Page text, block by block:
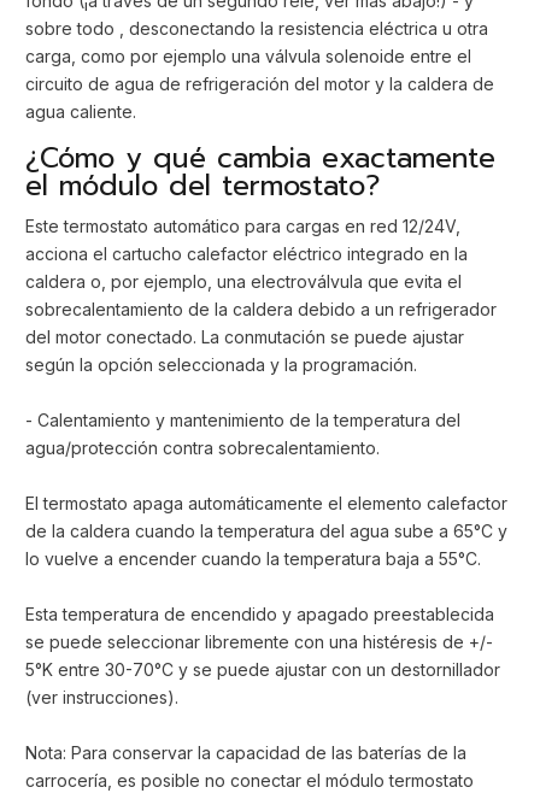
sobre todo , desconectando la resistencia eléctrica u otra
carga, como por ejemplo una válvula solenoide entre el
circuito de agua de refrigeración del motor y la caldera de
agua caliente.
¿Cómo y qué cambia exactamente
el módulo del termostato?
Este termostato automático para cargas en red 12/24V,
acciona el cartucho calefactor eléctrico integrado en la
caldera o, por ejemplo, una electroválvula que evita el
sobrecalentamiento de la caldera debido a un refrigerador
del motor conectado. La conmutación se puede ajustar
según la opción seleccionada y la programación.
- Calentamiento y mantenimiento de la temperatura del
agua/protección contra sobrecalentamiento.
El termostato apaga automáticamente el elemento calefactor
de la caldera cuando la temperatura del agua sube a 65°C y
lo vuelve a encender cuando la temperatura baja a 55°C.
Esta temperatura de encendido y apagado preestablecida
se puede seleccionar libremente con una histéresis de +/-
5°K entre 30-70°C y se puede ajustar con un destornillador
(ver instrucciones).
Nota: Para conservar la capacidad de las baterías de la
carrocería, es posible no conectar el módulo termostato